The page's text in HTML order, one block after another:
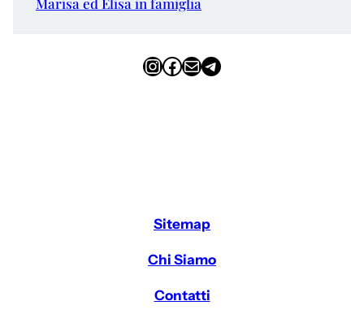
InstagramFacebook Email Telegram
Sitemap
Chi Siamo
Contatti